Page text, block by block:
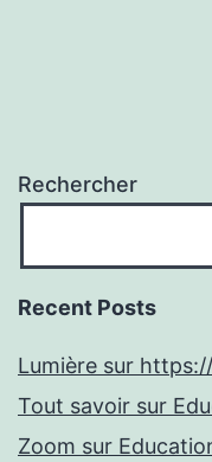
Rechercher
Recent Posts
Lumière sur
Tout savoir sur
Zoom sur